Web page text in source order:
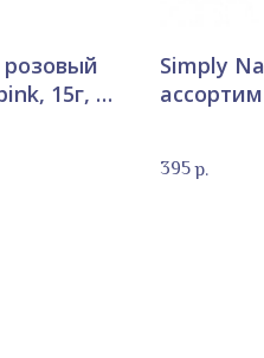
15г, в
Simply
395р.